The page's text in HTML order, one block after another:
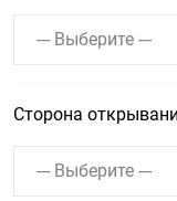
--- Выберите ---
Сторона
--- Выберите ---